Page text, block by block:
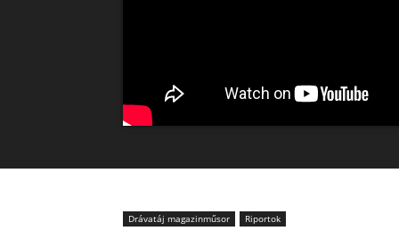
Drávatáj magazinműsor Riportok